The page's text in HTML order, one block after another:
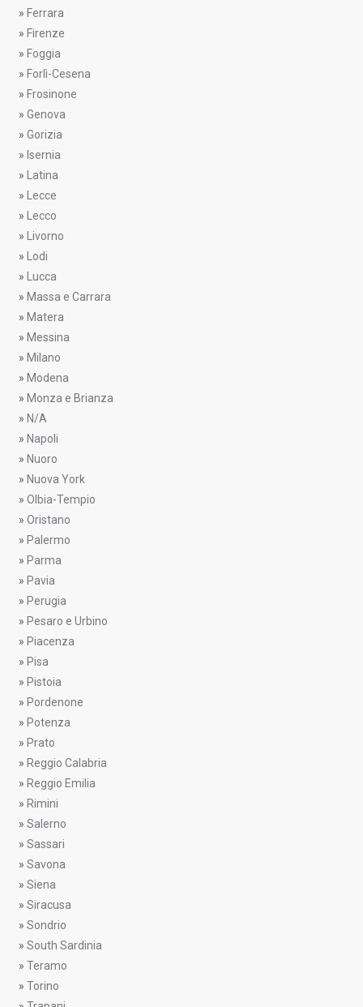
» Ferrara
» Firenze
» Foggia
» Forlì-Cesena
» Frosinone
» Genova
» Gorizia
» Isernia
»
Latina
»
Lecce
»
Lecco
»
Livorno
»
Lodi
»
Lucca
» Massa e Carrara
» Matera
» Messina
» Milano
» Modena
» Monza e Brianza
» N/A
» Napoli
» Nuoro
» Nuova York
» Olbia-Tempio
» Oristano
» Palermo
» Parma
» Pavia
» Perugia
» Pesaro e Urbino
» Piacenza
» Pisa
» Pistoia
» Pordenone
» Potenza
» Prato
» Reggio Calabria
» Reggio Emilia
» Rimini
» Salerno
» Sassari
» Savona
» Siena
» Siracusa
» Sondrio
» South Sardinia
» Teramo
» Torino